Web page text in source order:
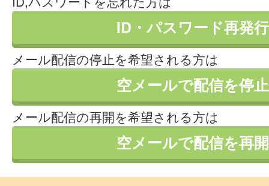
ID・パスワード再発行
メール配信の停止を希望される方は
空メールで配信を停止
メール配信の再開を希望される方は
空メールで配信を再開